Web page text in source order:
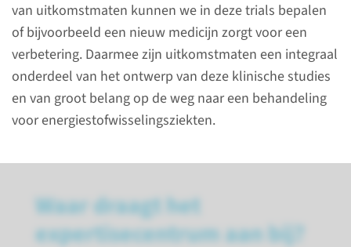
van uitkomstmaten kunnen we in deze trials bepalen
of bijvoorbeeld een nieuw medicijn zorgt voor een
verbetering. Daarmee zijn uitkomstmaten een integraal
onderdeel van het ontwerp van deze klinische studies
en van groot belang op de weg naar een behandeling
voor energiestofwisselingsziekten.
ERN
ERN EURO-NMD
Waar draagt het
expertisecentrum aan bij?